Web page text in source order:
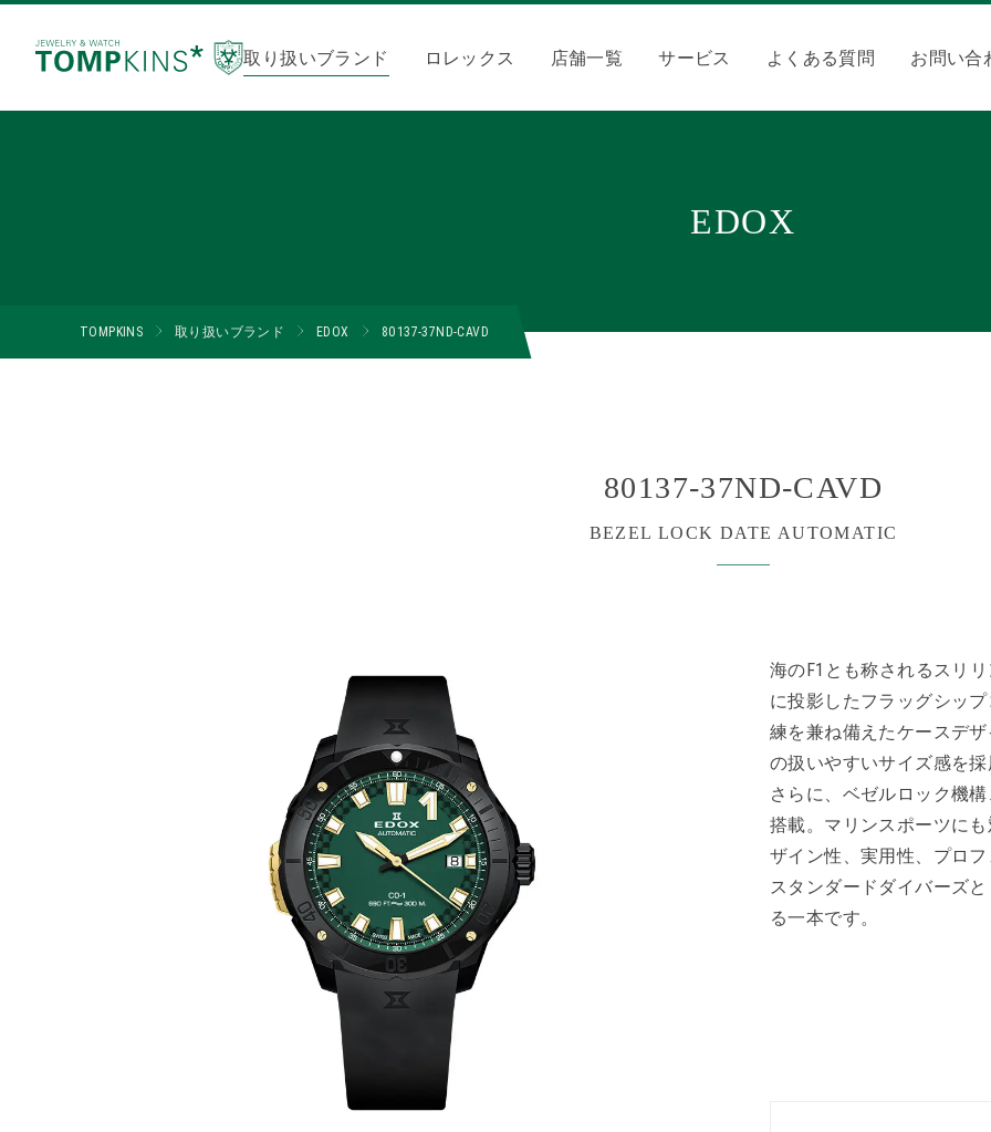
取り扱いブランド ロレックス 店舗一覧 サービス よくある質問 お問い合
EDOX
TOMPKINS 取り扱いブランド EDOX 80137-37ND-CAVD
80137-37ND-CAVD
BEZEL LOCK DATE AUTOMATIC
海のF1とも称されるスリ
に投影したフラッグシッ
練を兼ね備えたケースデ
の扱いやすいサイズ感を
さらに、ベゼルロック機
搭載。マリンスポーツに
ザイン性、実用性、プロ
スタンダードダイバーズ
る一本です。